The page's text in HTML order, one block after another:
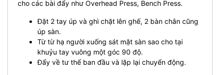
cho các bài đẩy như Overhead Press, Bench Press.
Đặt 2 tay úp và ghì chặt lên ghế, 2 bàn chân cũng
úp sàn.
Từ từ hạ người xuống sát mặt sàn sao cho tại
khuỷu tay vuông một góc 90 độ.
Đẩy về tư thế ban đầu và lặp lại chuyển động.